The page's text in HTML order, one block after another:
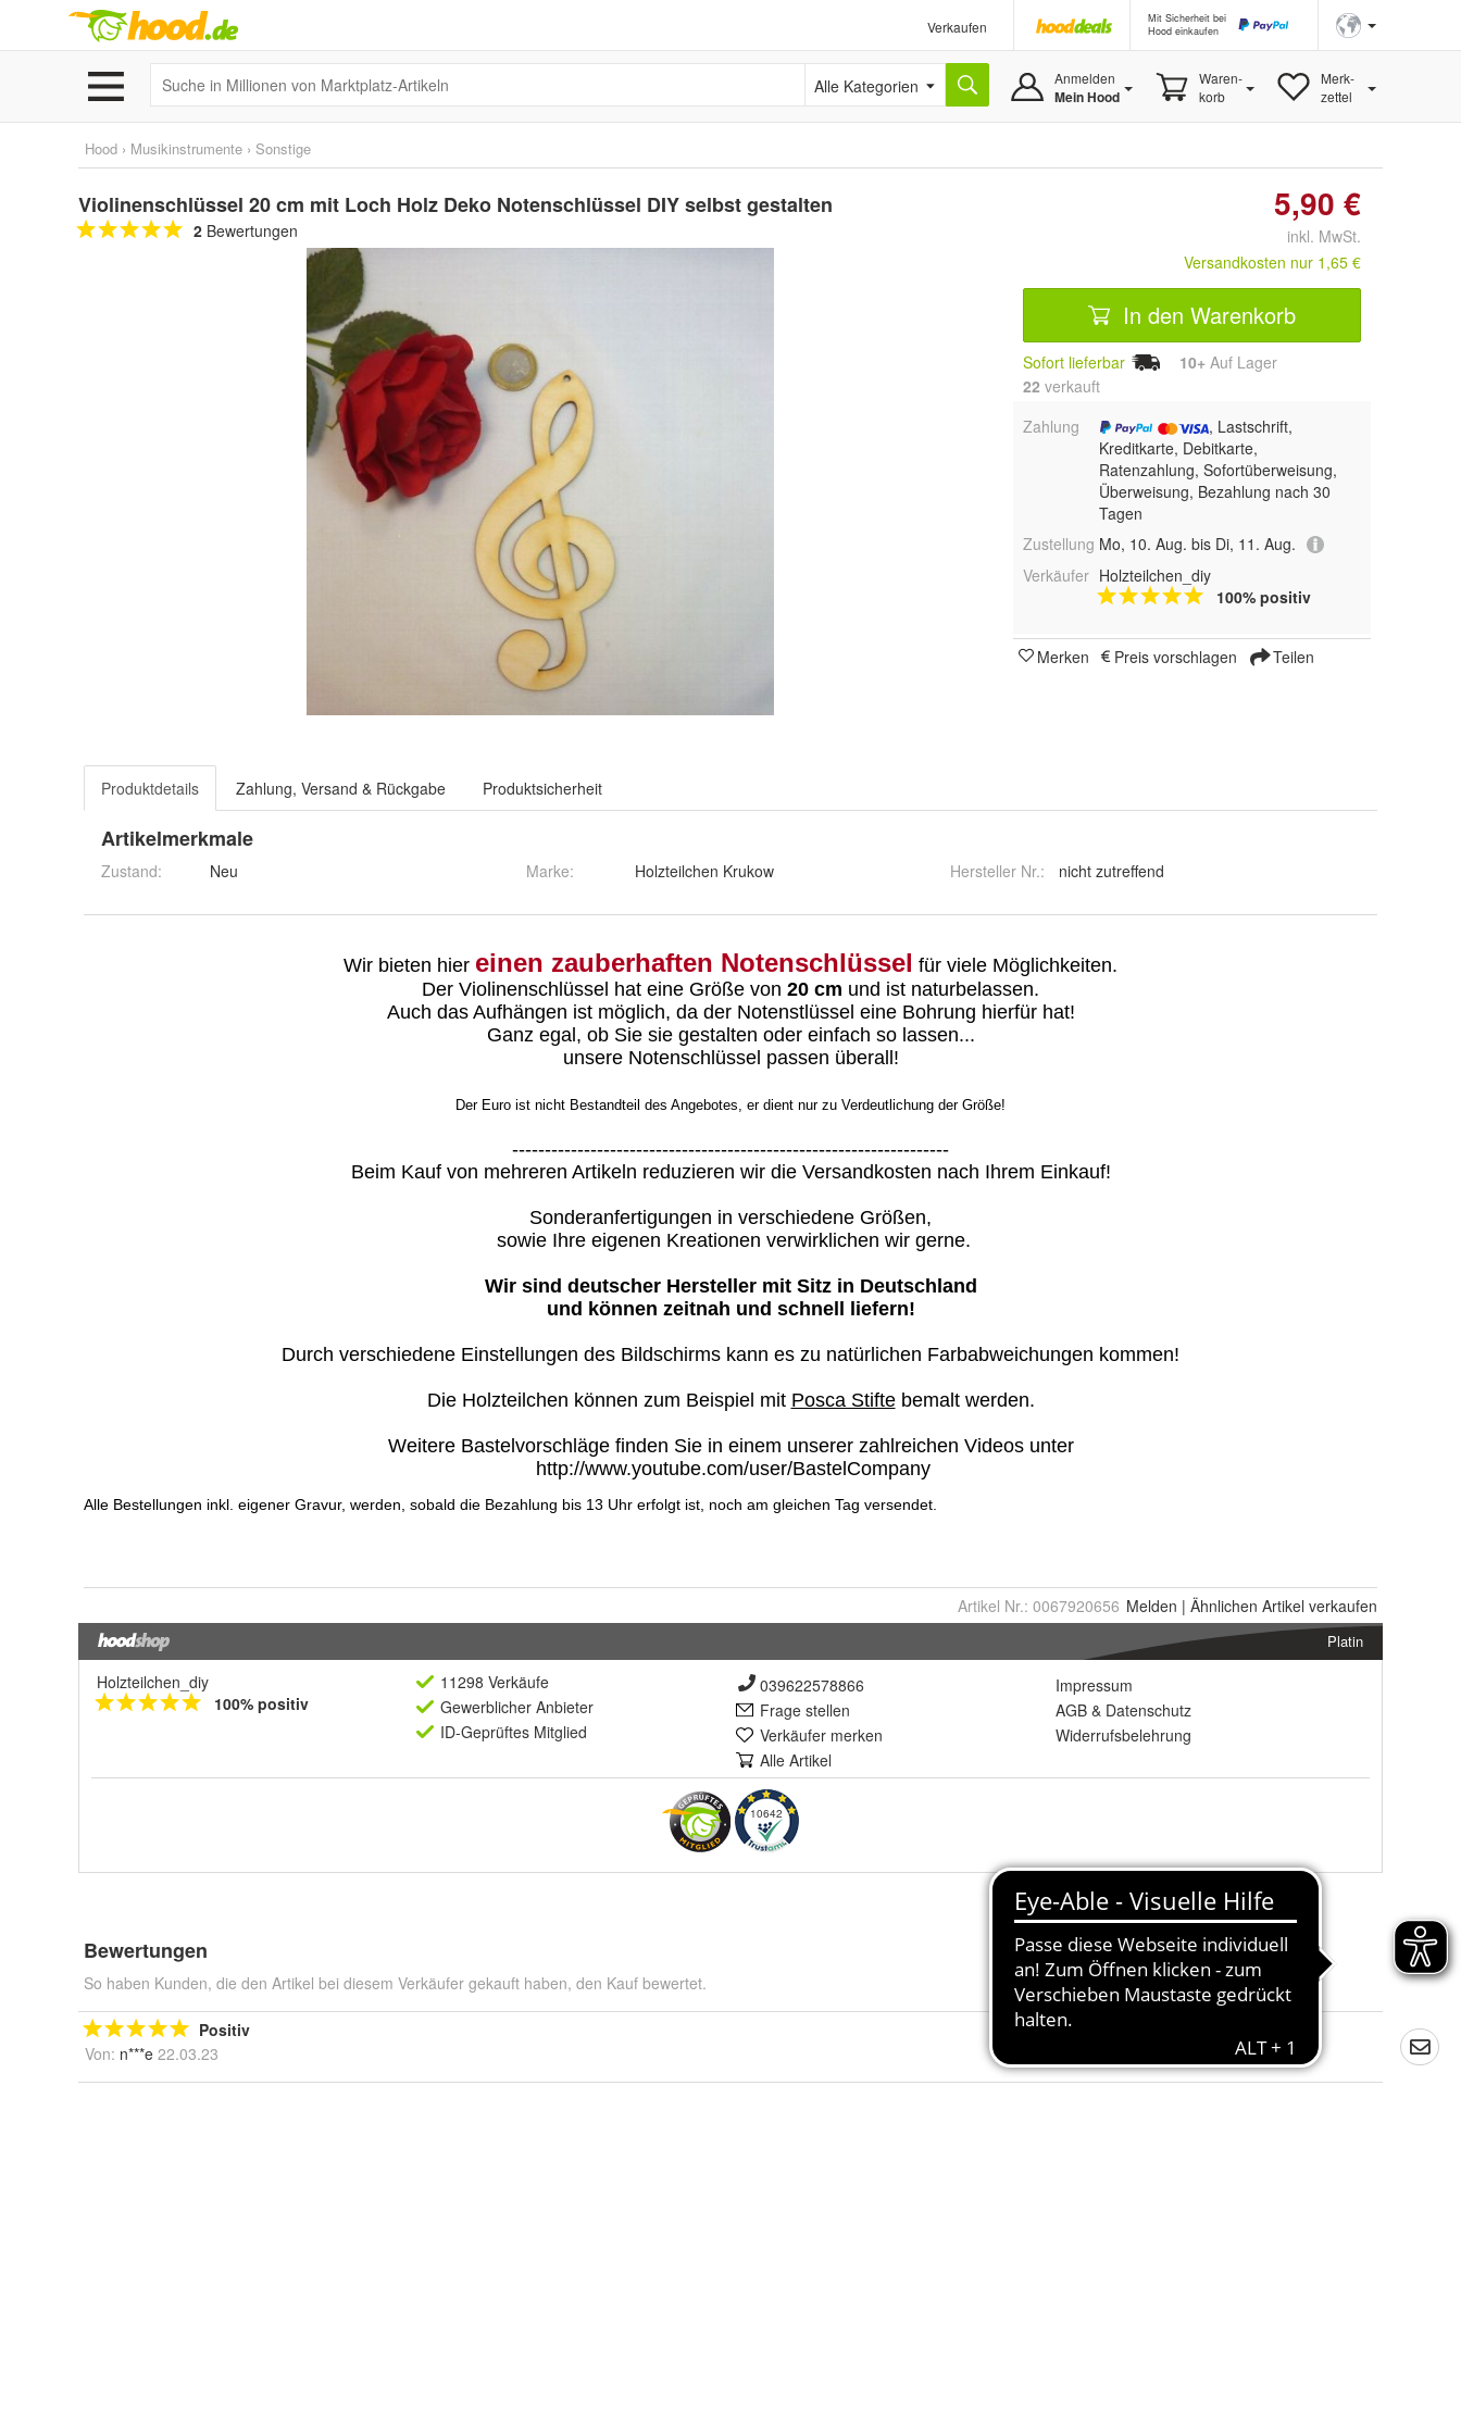
Verkaufen
Mit Sicherheit bei
Hood einkaufen
Alle Kategorien Anmelden
Mein Hood
Waren-
korb
Merk-
zettel
Hood › Musikinstrumente › Sonstige
Violinenschlüssel 20 cm mit Loch Holz Deko Notenschlüssel DIY selbst gestalten
2 Bewertungen
5,90 €
inkl. MwSt.
Versandkosten nur 1,65 €
In den Warenkorb
Sofort lieferbar 10+ Auf Lager
22 verkauft
Zahlung
, Lastschrift,
Kreditkarte, Debitkarte,
Ratenzahlung, Sofortüberweisung,
Überweisung, Bezahlung nach 30
Tagen
Zustellung Mo, 10. Aug. bis Di, 11. Aug.
Verkäufer Holzteilchen_diy
100% positiv
Merken Preis vorschlagen Teilen
Produktdetails Zahlung, Versand & Rückgabe Produktsicherheit
Artikelmerkmale
Zustand: Neu Marke: Holzteilchen Krukow Hersteller Nr.: nicht zutreffend
Artikel Nr.: 0067920656 Melden | Ähnlichen Artikel verkaufen
Platin
Holzteilchen_diy
100% positiv
11298 Verkäufe
Gewerblicher Anbieter
ID-Geprüftes Mitglied
039622578866
Frage stellen
Verkäufer merken
Alle Artikel
Impressum
AGB & Datenschutz
Widerrufsbelehrung
10642
Bewertungen
So haben Kunden, die den Artikel bei diesem Verkäufer gekauft haben, den Kauf bewertet.
Positiv
Von: n***e 22.03.23